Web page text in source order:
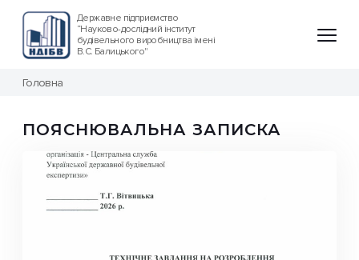
Державне підприємство
“Науково-дослідний інститут
будівельного виробництва імені
В.С. Балицького"
Головна
ПОЯСНЮВАЛЬНА ЗАПИСКА